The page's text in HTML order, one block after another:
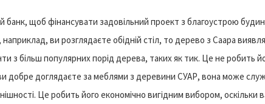
банк, щоб фінансувати задовільний проект з благоустрою
ви розглядаєте обідній стіл, то дерево з Саара
з більш популярних порід дерева, таких як тик. Це не робить
добре доглядаєте за меблями з деревини СУАР, вона може
Це робить його економічно вигідним вибором, оскільки